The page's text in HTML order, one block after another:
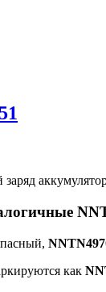
как